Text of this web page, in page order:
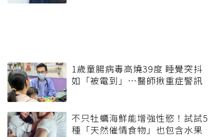
1歲童腸病毒高燒39度 睡覺突抖
如「被電到」…醫師揪重症警訊
不只牡蠣海鮮能增強性慾！試試5
種「天然催情食物」也包含水果